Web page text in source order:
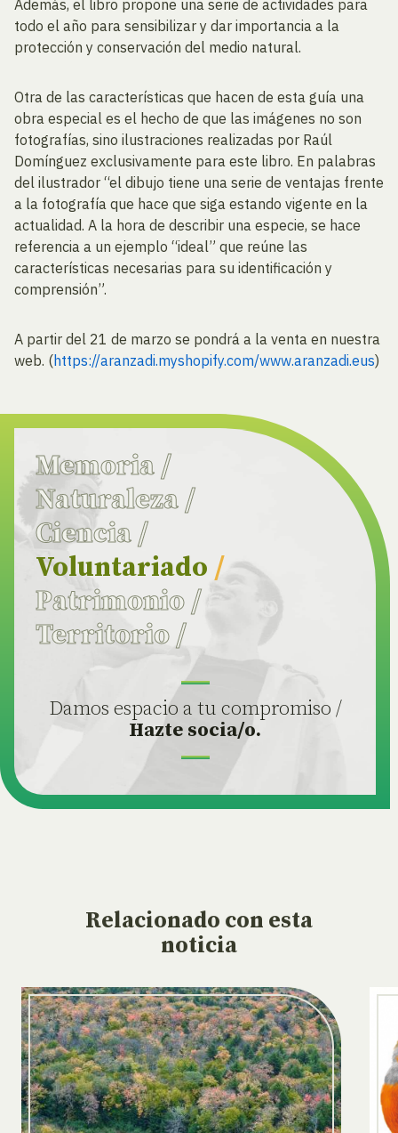
Además, el libro propone una serie de actividades para
todo el año para sensibilizar y dar importancia a la
protección y conservación del medio natural.
Otra de las características que hacen de esta guía una
obra especial es el hecho de que las imágenes no son
fotografías, sino ilustraciones realizadas por Raúl
Domínguez exclusivamente para este libro. En palabras
del ilustrador “el dibujo tiene una serie de ventajas frente
a la fotografía que hace que siga estando vigente en la
actualidad. A la hora de describir una especie, se hace
referencia a un ejemplo “ideal” que reúne las
características necesarias para su identificación y
comprensión”.
A partir del 21 de marzo se pondrá a la venta en nuestra
web. (https://aranzadi.myshopify.com/www.aranzadi.eus)
Memoria /
Naturaleza /
Ciencia /
Voluntariado /
Patrimonio /
Territorio/
Damos espacio a tu compromiso /
Hazte socia/o.
Relacionado con esta
noticia